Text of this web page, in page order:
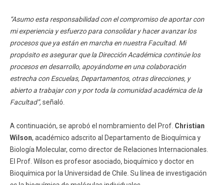
“Asumo esta responsabilidad con el compromiso de aportar con
mi experiencia y esfuerzo para consolidar y hacer avanzar los
procesos que ya están en marcha en nuestra Facultad. Mi
propósito es asegurar que la Dirección Académica continúe los
procesos en desarrollo, apoyándome en una colaboración
estrecha con Escuelas, Departamentos, otras direcciones, y
abierto a trabajar con y por toda la comunidad académica de la
Facultad”,señaló.
A continuación, se aprobó el nombramiento del Prof. Christian
Wilson, académico adscrito al Departamento de Bioquímica y
Biología Molecular, como director de Relaciones Internacionales.
El Prof. Wilson es profesor asociado, bioquímico y doctor en
Bioquímica por la Universidad de Chile. Su línea de investigación